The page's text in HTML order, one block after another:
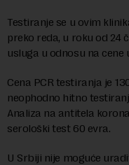
Testiranje se u ovim
preko reda, u roku od 24
usluga u odnosu na cene
Cena PCR testiranja je
neophodno hitno
Analiza na antitela
serološki test 60 evra.
U Srbiji nije moguće